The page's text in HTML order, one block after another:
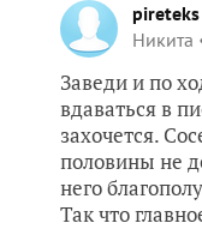
pireteks
Никита
Заведи и по
вдаваться в
захочется.
половины не
него
Так что